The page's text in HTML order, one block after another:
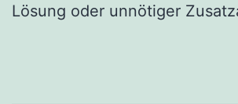
Lösung oder unnötiger